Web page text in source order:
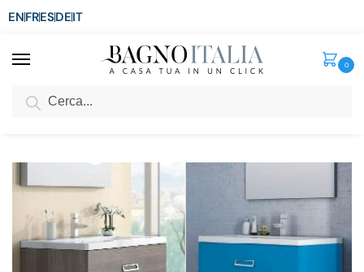
ENFRESDEIT
0
SCONTO del 3%